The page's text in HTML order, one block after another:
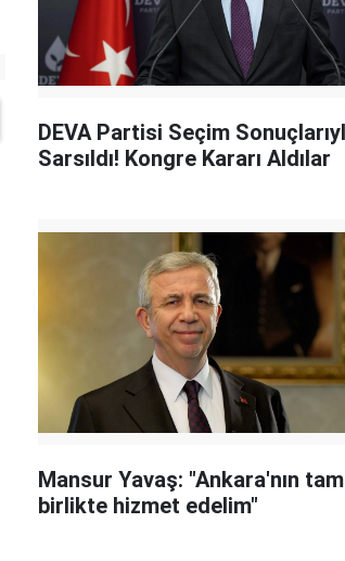
DEVA Partisi Seçim
Sarsıldı! Kongre Kararı Aldılar
Mansur Yavaş: "Ankara'nın
birlikte hizmet edelim"